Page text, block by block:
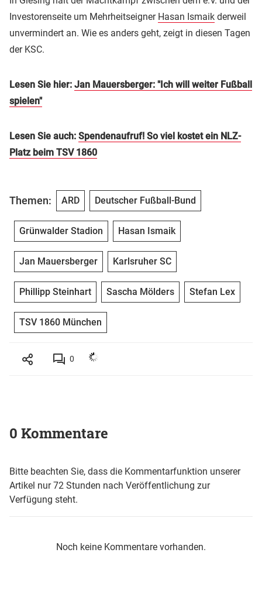
Investorenseite um Mehrheitseigner Hasan Ismaik derweil
unvermindert an. Wie es anders geht, zeigt in diesen Tagen
der KSC.
Lesen Sie hier: Jan Mauersberger: "Ich will weiter Fußball
spielen"
Lesen Sie auch: Spendenaufruf! So viel kostet ein NLZ-
Platz beim TSV 1860
Themen: ARD Deutscher Fußball-Bund
Grünwalder Stadion Hasan Ismaik
Jan Mauersberger Karlsruher SC
Phillipp Steinhart Sascha Mölders Stefan Lex
TSV 1860 München
0
0 Kommentare
Bitte beachten Sie, dass die Kommentarfunktion unserer
Artikel nur 72 Stunden nach Veröffentlichung zur
Verfügung steht.
Noch keine Kommentare vorhanden.